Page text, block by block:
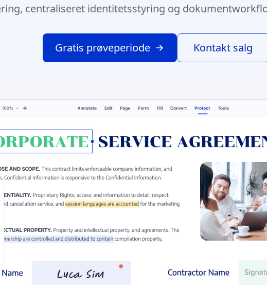
centraliseret identitetsstyring og
Gratis prøveperiode Kontakt salg